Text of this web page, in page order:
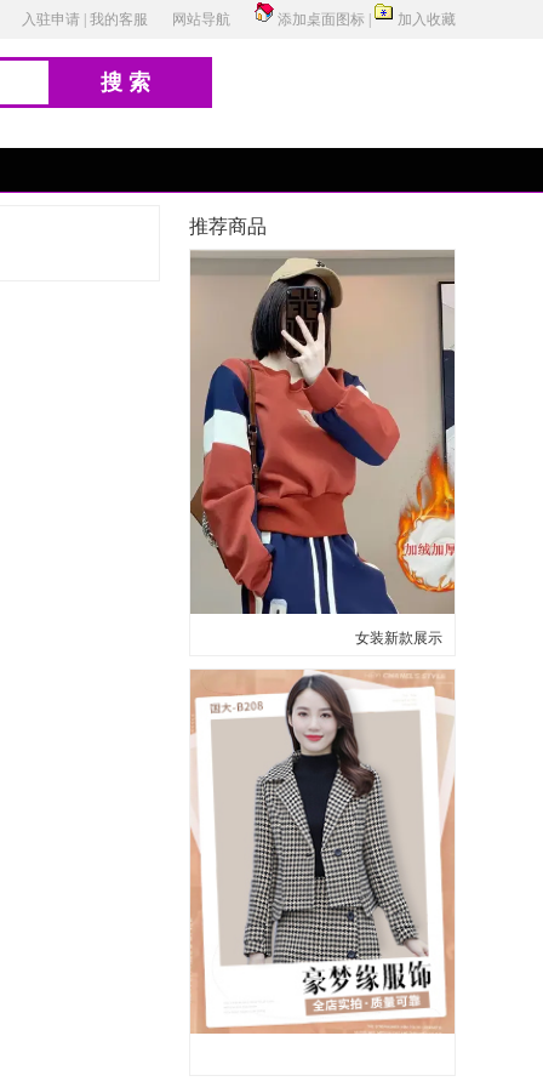
入驻申请 我的客服 网站导航 添加桌面图标 加入收藏
搜索
推荐商品
女装新款展示